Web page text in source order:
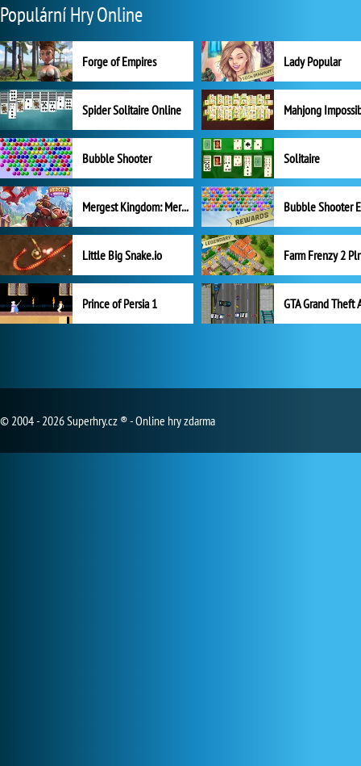
Populární Hry Online
Forge of Empires Lady Popular
Spider Solitaire Online Mahjong
Bubble Shooter Solitaire
Mergest Kingdom: Merge Puzzle
Little Big Snake.io
Prince of Persia 1 GTA Grand Theft
© 2004 - 2026 Superhry.cz ® - Online hry zdarma